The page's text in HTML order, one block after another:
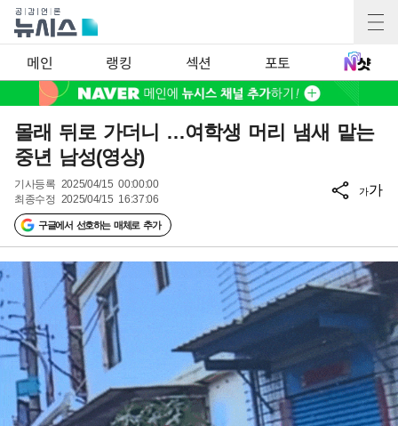
메인 랭킹 섹션 포토
몰래 뒤로 가더니 …여학생 머리 냄새 맡는
중년 남성(영상)
기사등록 2025/04/15 00:00:00
최종수정 2025/04/15 16:37:06
구글에서 선호하는 매체로 추가
가가